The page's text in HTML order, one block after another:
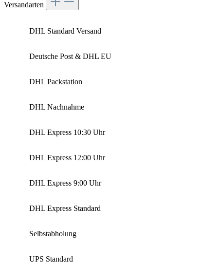
Versandarten
DHL Standard Versand
Deutsche Post & DHL EU
DHL Packstation
DHL Nachnahme
DHL Express 10:30 Uhr
DHL Express 12:00 Uhr
DHL Express 9:00 Uhr
DHL Express Standard
Selbstabholung
UPS Standard